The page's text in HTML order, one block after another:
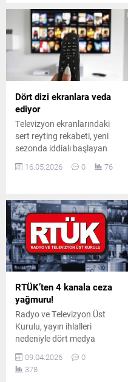
yaşanıyor. Çekimleri
Trabzon’da gerçekleştirilen
ve iki düşman ailenin
mücadelesini konu alan
dizide, Eleni karakterinin
Atina’da yaşayan korumacı
üvey annesi, saygın doktor
“Melina Miryano”yu
canlandıran...
Dört dizi ekranlara veda
ediyor
Televizyon ekranlarındaki
sert reyting rekabeti, yeni
sezonda iddialı başlayan
sonunu getirdi. Beklenen
maliyetleri karşılayamayan
diziler için yayıncı kanallar
ardı ardına final kararı aldı.
16.05.2026 0 76
RTÜK’ten 4 kanala ceza
yağmuru!
Radyo ve Televizyon Üst
Kurulu, yayın ihlalleri
nedeniyle dört medya
kuruluşuna farklı oranlarda
idari para cezaları verdi.
Kararlar, haber doğruluğu,
09.04.2026
0
378